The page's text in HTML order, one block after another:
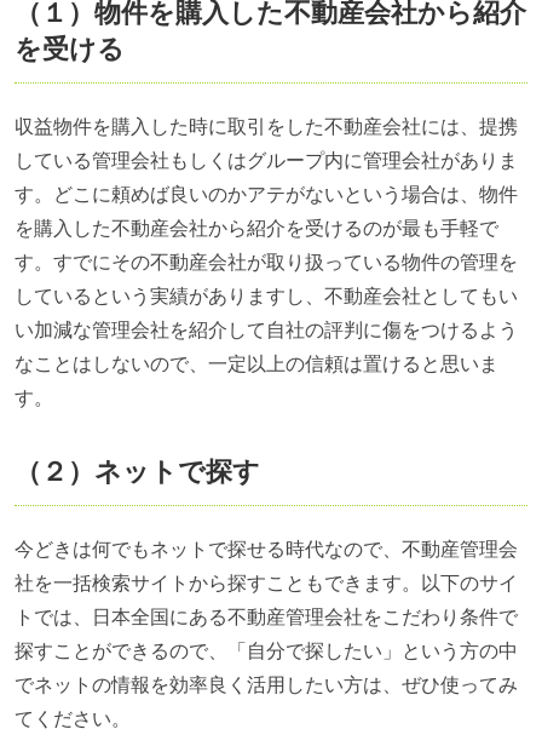
（１）物件を購入した不動産会社から紹介
を受ける
収益物件を購入した時に取引をした不動産会社には、提携
している管理会社もしくはグループ内に管理会社がありま
す。どこに頼めば良いのかアテがないという場合は、物件
を購入した不動産会社から紹介を受けるのが最も手軽で
す。すでにその不動産会社が取り扱っている物件の管理を
しているという実績がありますし、不動産会社としてもい
い加減な管理会社を紹介して自社の評判に傷をつけるよう
なことはしないので、一定以上の信頼は置けると思いま
す。
（２）ネットで探す
今どきは何でもネットで探せる時代なので、不動産管理会
社を一括検索サイトから探すこともできます。以下のサイ
トでは、日本全国にある不動産管理会社をこだわり条件で
探すことができるので、「自分で探したい」という方の中
でネットの情報を効率良く活用したい方は、ぜひ使ってみ
てください。